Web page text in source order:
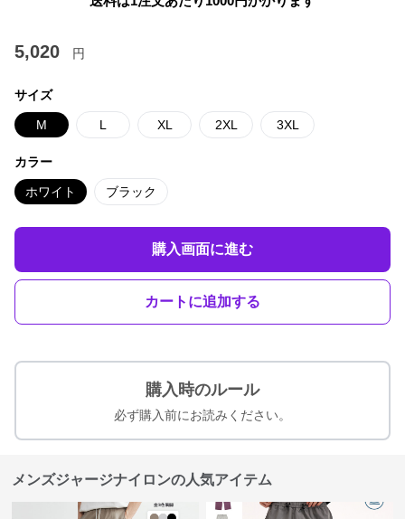
5,020 円
サイズ
M L XL 2XL 3XL
カラー
ホワイト ブラック
購入画面に進む
カートに追加する
購入時のルール
必ず購入前にお読みください。
メンズジャージナイロンの人気アイテム